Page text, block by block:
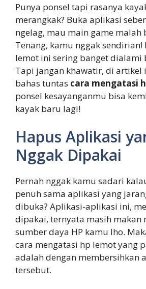
Punya ponsel tapi rasanya
merangkak? Buka aplikasi
ngelag, mau main game malah
Tenang, kamu nggak sendirian!
lemot ini sering banget dialami
Tapi jangan khawatir, di artikel
bahas tuntas cara mengatasi
ponsel kesayanganmu bisa
kayak baru lagi!
Hapus Aplikasi
Nggak Dipakai
Pernah nggak kamu sadari
penuh sama aplikasi yang
dibuka? Aplikasi-aplikasi ini,
dipakai, ternyata masih makan
sumber daya HP kamu lho.
cara mengatasi hp lemot yang
adalah dengan membersihkan
tersebut.